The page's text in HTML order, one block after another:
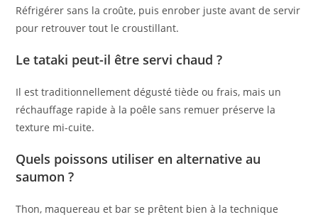
Réfrigérer sans la croûte, puis enrober juste avant de servir
pour retrouver tout le croustillant.
Le tataki peut-il être servi chaud ?
Il est traditionnellement dégusté tiède ou frais, mais un
réchauffage rapide à la poêle sans remuer préserve la
texture mi-cuite.
Quels poissons utiliser en alternative au
saumon ?
Thon, maquereau et bar se prêtent bien à la technique